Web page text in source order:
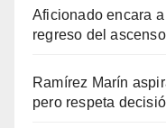
Aficionado encara
regreso del ascenso
Ramírez Marín
pero respeta